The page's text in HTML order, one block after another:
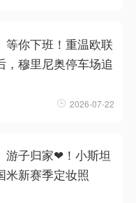
等你下班！重温欧联
，穆里尼奥停车场追
2026-07-22
游子归家❤！小斯坦
米新赛季定妆照